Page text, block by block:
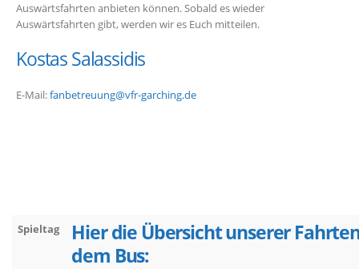
Auswärtsfahrten anbieten können. Sobald es wieder
Auswärtsfahrten gibt, werden wir es Euch mitteilen.
Kostas Salassidis
E-Mail:fanbetreuung@vfr-garching.de
Spieltag
Hier die Übersicht unserer
dem Bus: